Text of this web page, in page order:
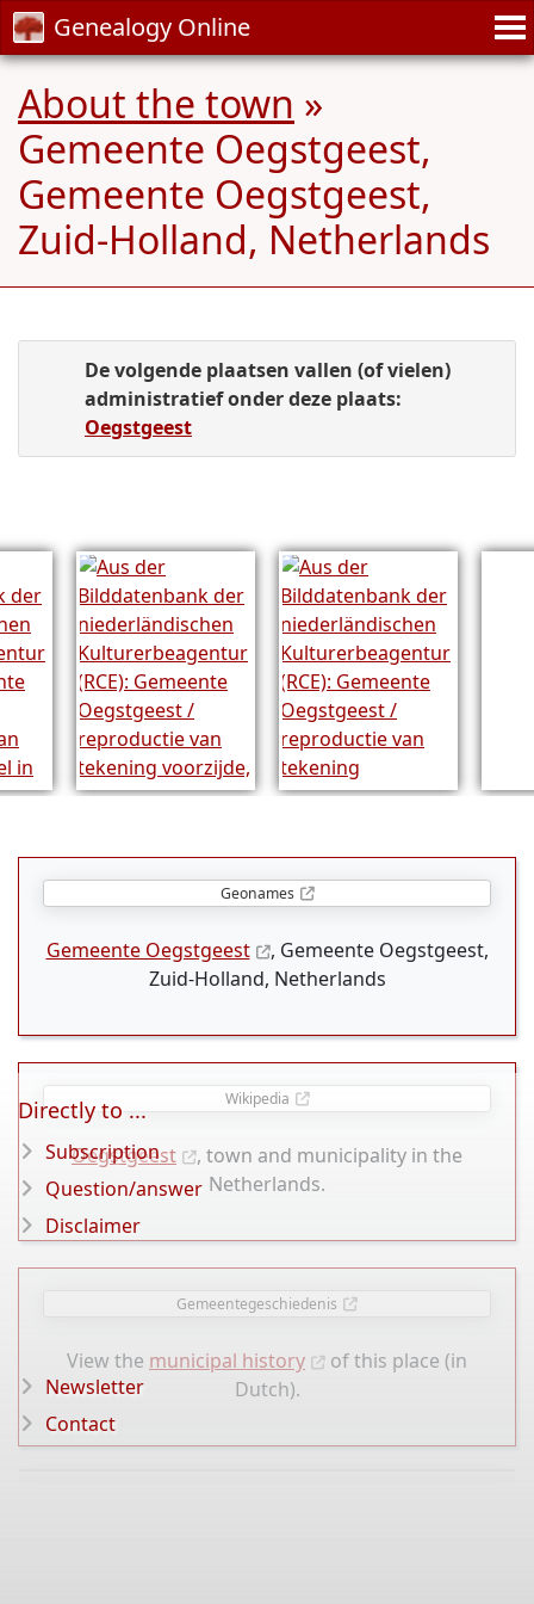
Genealogy Online
About the town »
Gemeente Oegstgeest,
Gemeente Oegstgeest,
Zuid-Holland, Netherlands
De volgende plaatsen vallen (of vielen)
administratief onder deze plaats:
Oegstgeest
Geonames
Gemeente Oegstgeest
, Gemeente Oegstgeest,
Zuid-Holland, Netherlands
Wikipedia
Oegstgeest
, town and municipality in the
Netherlands.
Gemeentegeschiedenis
View the municipal history
of this place (in
Dutch).
Directly to ...
Subscription
Question/answer
Disclaimer
Newsletter
Contact